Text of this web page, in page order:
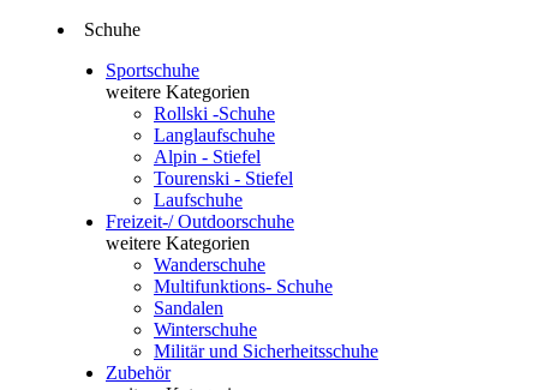
Schuhe
Sportschuhe
weitere Kategorien
Rollski -Schuhe
Langlaufschuhe
Alpin - Stiefel
Tourenski - Stiefel
Laufschuhe
Freizeit-/ Outdoorschuhe
weitere Kategorien
Wanderschuhe
Multifunktions- Schuhe
Sandalen
Winterschuhe
Militär und Sicherheitsschuhe
Zubehör